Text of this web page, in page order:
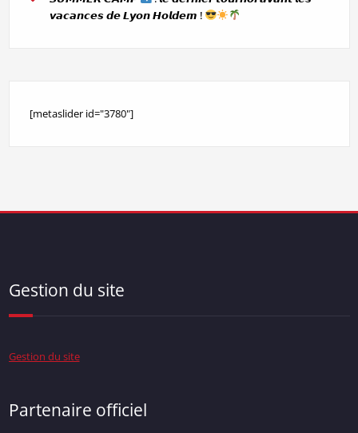
𝙫𝙖𝙘𝙖𝙣𝙘𝙚𝙨 𝙙𝙚 𝙇𝙮𝙤𝙣 𝙃𝙤𝙡𝙙𝙚𝙢 !
[metaslider id="3780"]
Gestion du site
Gestion du site
Partenaire officiel